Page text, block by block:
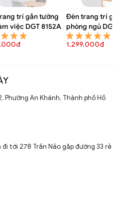
trí gắn tường
việc DGT 8152A
Đèn trang trí
phòng ngủ
1.299.000đ
Phường An Khánh, Thành phố Hồ
đi tới 278 Trần Não gặp đường 33 rẽ